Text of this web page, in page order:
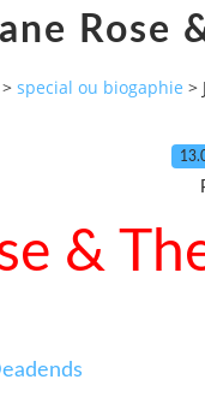
Rose
> special ou biogaphie >
&